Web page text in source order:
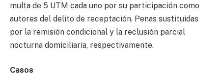
multa de 5 UTM cada uno por su participación como
autores del delito de receptación. Penas sustituidas
por la remisión condicional y la reclusión parcial
nocturna domiciliaria, respectivamente.
Casos